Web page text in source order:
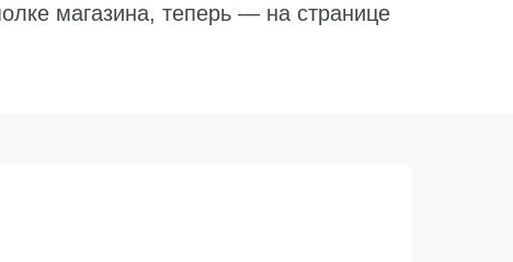
магазина, теперь — на странице